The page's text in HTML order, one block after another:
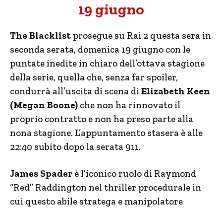
19 giugno
The Blacklist prosegue su Rai 2 questa sera in
seconda serata, domenica 19 giugno con le
puntate inedite in chiaro dell’ottava stagione
della serie, quella che, senza far spoiler,
condurrà all’uscita di scena di Elizabeth Keen
(Megan Boone) che non ha rinnovato il
proprio contratto e non ha preso parte alla
nona stagione. L’appuntamento stasera è alle
22:40 subito dopo la serata 911.
James Spader è l’iconico ruolo di Raymond
“Red” Raddington nel thriller procedurale in
cui questo abile stratega e manipolatore